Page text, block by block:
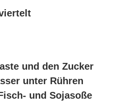
und den Zucker
unter Rühren
und Sojasoße